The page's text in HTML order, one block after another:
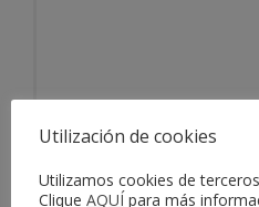
Información
Utilización de cookies
Utilizamos cookies de
Clique AQUÍ para más